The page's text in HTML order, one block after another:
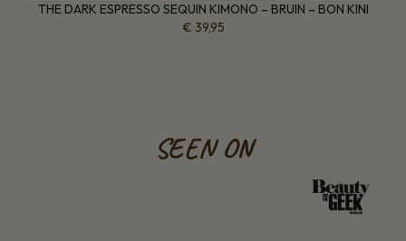
THE DARK ESPRESSO SEQUIN KIMONO – BRUIN – BON KINI
€ 39,95
SEEN ON